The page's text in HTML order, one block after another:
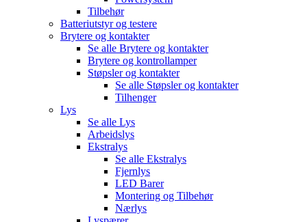
Tilbehør
Batteriutstyr og testere
Brytere og kontakter
Se alle Brytere og kontakter
Brytere og kontrollamper
Støpsler og kontakter
Se alle Støpsler og kontakter
Tilhenger
Lys
Se alle Lys
Arbeidslys
Ekstralys
Se alle Ekstralys
Fjernlys
LED Barer
Montering og Tilbehør
Nærlys